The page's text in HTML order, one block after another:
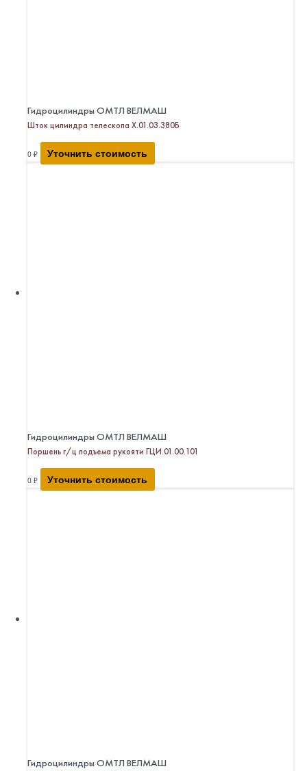
Гидроцилиндры ОМТЛ ВЕЛМАШ
Шток цилиндра телескопа Х.01.03.380Б
0 ₽ Уточнить стоимость
Гидроцилиндры ОМТЛ ВЕЛМАШ
Поршень г/ц подъема рукояти ГЦИ.01.00.101
0 ₽ Уточнить стоимость
Гидроцилиндры ОМТЛ ВЕЛМАШ